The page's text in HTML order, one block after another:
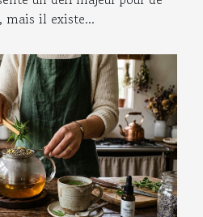
mais il existe...